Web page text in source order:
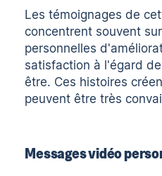
Les témoignages de
concentrent souvent
personnelles
satisfaction à l'égard
être. Ces histoires
peuvent être très
Messages vidéo